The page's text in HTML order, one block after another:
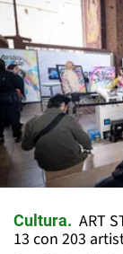
Cultura
ART
13 con 203